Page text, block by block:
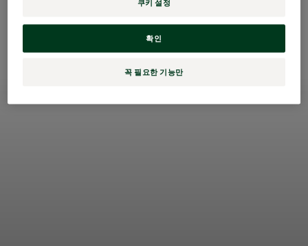
솔루션을 통해 건강한 두피와 모발을
만나보세요.
쿠키 설정
꼭 필요한 기능만
확인